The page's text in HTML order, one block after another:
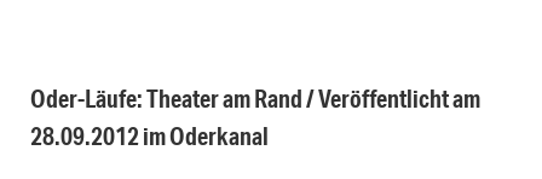
Oder-Läufe: Theater am Rand / Veröffentlicht am
28.09.2012 im Oderkanal